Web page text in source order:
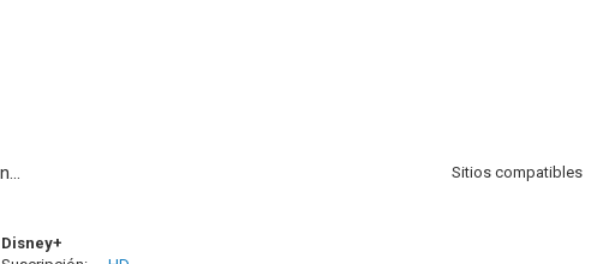
Sitios compatibles
Disney+